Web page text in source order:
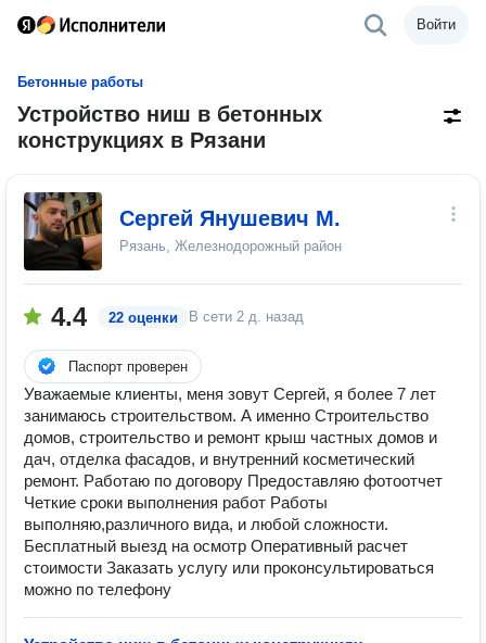
Войти
Бетонные работы
Устройство ниш в бетонных
конструкциях в Рязани
Сергей Янушевич М.
Рязань, Железнодорожный район
4.4 22 оценки В сети 2 д. назад
Паспорт проверен
Уважаемые клиенты, меня зовут Сергей, я более 7 лет
занимаюсь строительством. А именно Строительство
домов, строительство и ремонт крыш частных домов и
дач, отделка фасадов, и внутренний косметический
ремонт. Работаю по договору Предоставляю фотоотчет
Четкие сроки выполнения работ Работы
выполняю,различного вида, и любой сложности.
Бесплатный выезд на осмотр Оперативный расчет
стоимости Заказать услугу или проконсультироваться
можно по телефону